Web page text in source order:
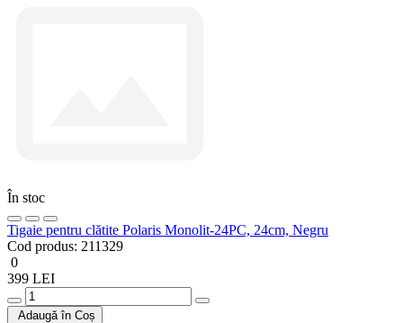
În stoc
Tigaie pentru clătite Polaris Monolit-24PC, 24cm, Negru
Cod produs: 211329
0
399 LEI
Adaugă în Coș